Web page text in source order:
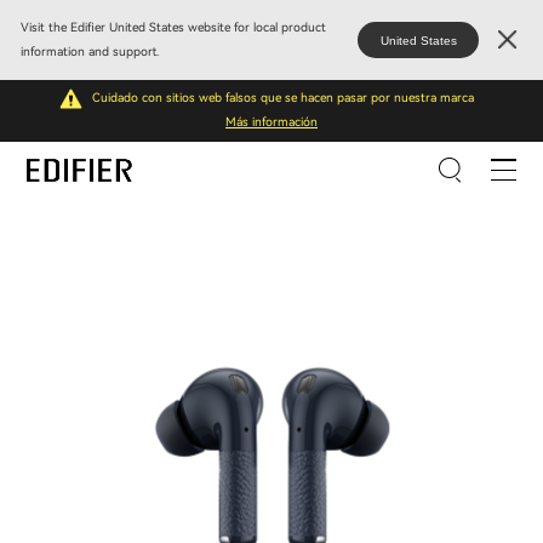
Visit the Edifier United States website for local product
information and support.
United States
Cuidado con sitios web falsos que se hacen pasar por nuestra marca
Más información